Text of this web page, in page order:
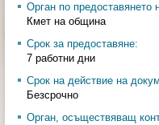
Орган по предоставянето
Кмет на община
Срок за предоставяне:
7 работни дни
Срок на действие на
Безсрочно
Орган, осъществяващ